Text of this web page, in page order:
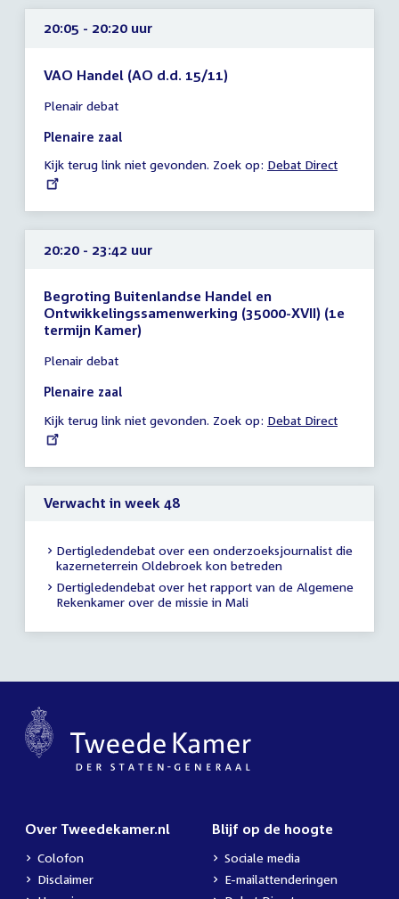
20:05 - 20:20 uur
VAO Handel (AO d.d. 15/11)
vergadering
20:05
20:20
uur
Plenair debat
Plenaire zaal
Kijk terug link niet gevonden. Zoek op: External
Debat Direct
20:20 - 23:42 uur
Begroting Buitenlandse Handel en
Ontwikkelingssamenwerking (35000-XVII) (1e
termijn Kamer)
vergadering
20:20
23:42
uur
Plenair debat
Plenaire zaal
Kijk terug link niet gevonden. Zoek op: External
Debat Direct
Verwacht in week 48
Dertigledendebat over een onderzoeksjournalist die
kazerneterrein Oldebroek kon betreden
Dertigledendebat over het rapport van de Algemene
Rekenkamer over de missie in Mali
Over Tweedekamer.nl
Colofon
Disclaimer
Blijf op de hoogte
Sociale media
E-mailattenderingen